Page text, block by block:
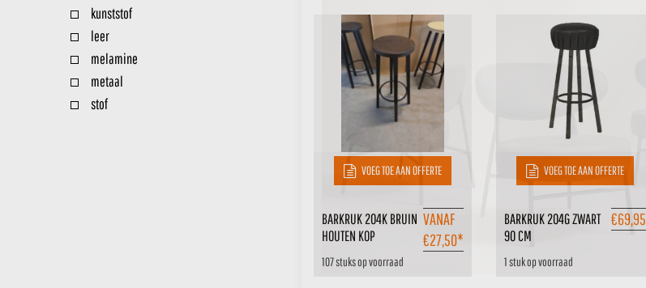
kunststof
leer
melamine
metaal
stof
VOEG TOE AAN OFFERTE
VANAF
€27,50*
107 stuks op voorraad
BARKRUK 204K BRUIN
HOUTEN KOP
VOEG TOE AAN OFFERTE
€69,95
1 stuk op voorraad
BARKRUK 204G ZWART
90 CM